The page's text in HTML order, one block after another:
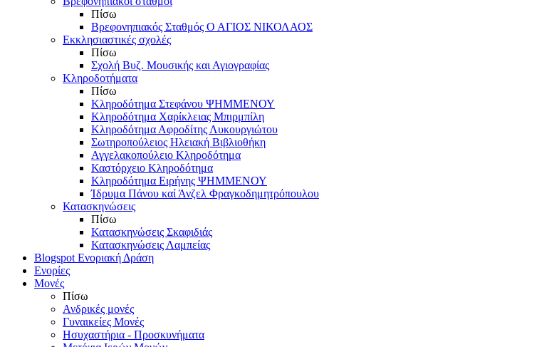
Πίσω
Βρεφονηπιακός Σταθμός Ο ΑΓΙΟΣ ΝΙΚΟΛΑΟΣ
Εκκλησιαστικές σχολές
Πίσω
Σχολή Βυζ. Μουσικής και Αγιογραφίας
Κληροδοτήματα
Πίσω
Κληροδότημα Στεφάνου ΨΗΜΜΕΝΟΥ
Κληροδότημα Χαρίκλειας Μπιρμπίλη
Κληροδότημα Αφροδίτης Λυκουργιώτου
Σωτηροπούλειος Ηλειακή Βιβλιοθήκη
Αγγελακοπούλειο Κληροδότημα
Καστόρχειο Κληροδότημα
Κληροδότημα Ειρήνης ΨΗΜΜΕΝΟΥ
Ίδρυμα Πάνου καί Άνζελ Φραγκοδημητρόπουλου
Κατασκηνώσεις
Πίσω
Κατασκηνώσεις Σκαφιδιάς
Κατασκηνώσεις Λαμπείας
Blogspot Ενοριακή Δράση
Ενορίες
Μονές
Πίσω
Ανδρικές μονές
Γυναικείες Μονές
Ησυχαστήρια - Προσκυνήματα